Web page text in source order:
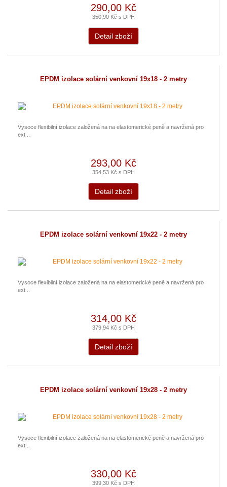
290,00 Kč
350,90 Kč s DPH
Detail zboží
EPDM izolace solární venkovní 19x18 - 2 metry
Vysoce flexibilní izolace založená na na elastomerické peně a navržená pro
ext ..
293,00 Kč
354,53 Kč s DPH
Detail zboží
EPDM izolace solární venkovní 19x22 - 2 metry
Vysoce flexibilní izolace založená na na elastomerické peně a navržená pro
ext ..
314,00 Kč
379,94 Kč s DPH
Detail zboží
EPDM izolace solární venkovní 19x28 - 2 metry
Vysoce flexibilní izolace založená na na elastomerické peně a navržená pro
ext ..
330,00 Kč
399,30 Kč s DPH